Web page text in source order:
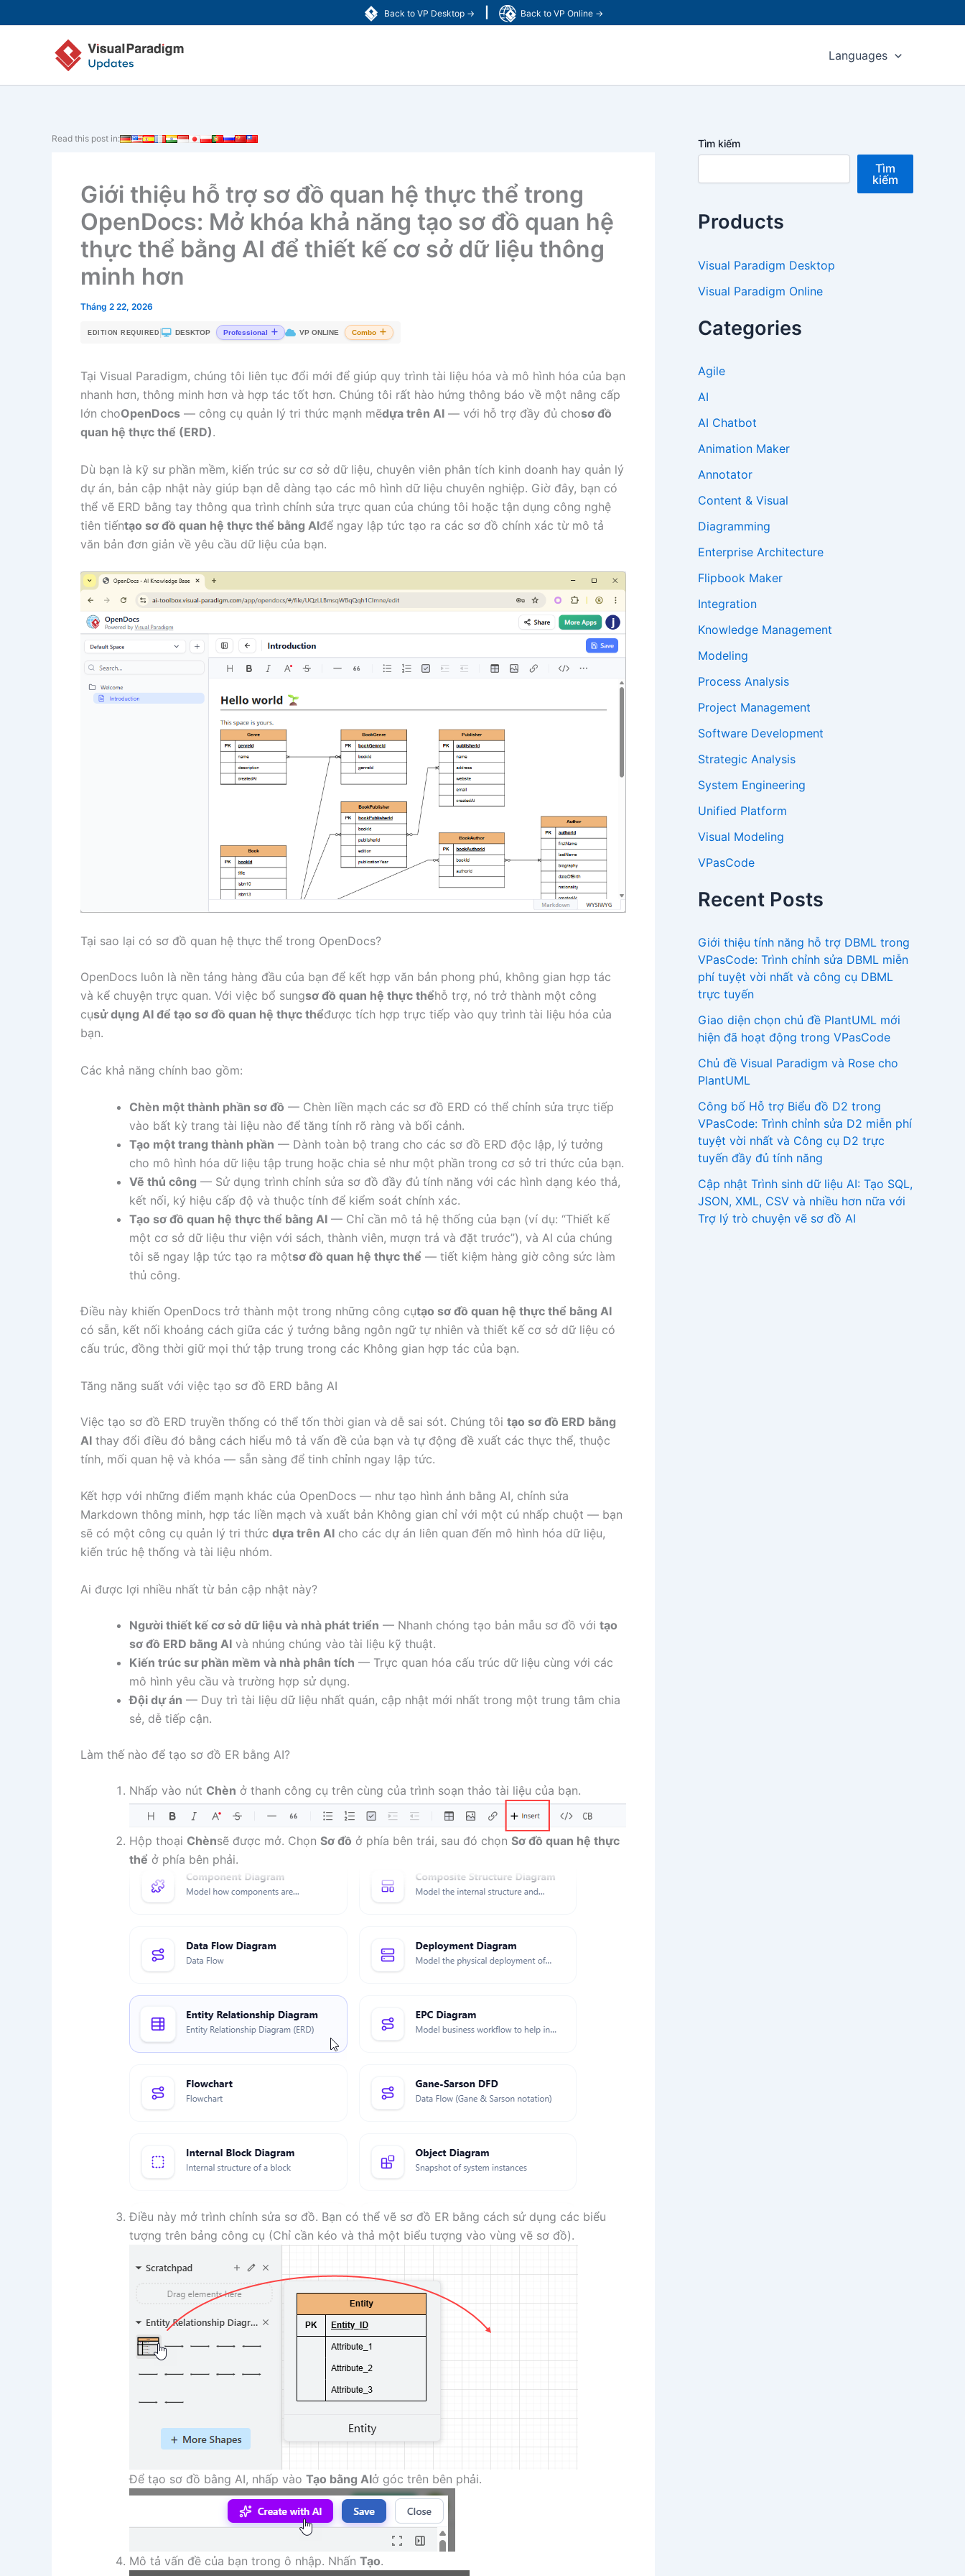
Back to VP Desktop → Back to VP Online →
tới
Languages
Read this post in:
Giới thiệu hỗ trợ sơ đồ quan hệ thực thể trong
OpenDocs: Mở khóa khả năng tạo sơ đồ quan hệ
thực thể bằng AI để thiết kế cơ sở dữ liệu thông
minh hơn
Tháng 2 22, 2026
EDITION REQUIRED DESKTOP Professional VP ONLINE Combo
Tại Visual Paradigm, chúng tôi liên tục đổi mới để giúp quy trình tài liệu hóa và mô hình hóa của bạn
nhanh hơn, thông minh hơn và hợp tác tốt hơn. Chúng tôi rất hào hứng thông báo về một nâng cấp
lớn choOpenDocs — công cụ quản lý tri thức mạnh mẽdựa trên AI — với hỗ trợ đầy đủ chosơ đồ
quan hệ thực thể (ERD).
Dù bạn là kỹ sư phần mềm, kiến trúc sư cơ sở dữ liệu, chuyên viên phân tích kinh doanh hay quản lý
dự án, bản cập nhật này giúp bạn dễ dàng tạo các mô hình dữ liệu chuyên nghiệp. Giờ đây, bạn có
thể vẽ ERD bằng tay thông qua trình chỉnh sửa trực quan của chúng tôi hoặc tận dụng công nghệ
tiên tiếntạo sơ đồ quan hệ thực thể bằng AIđể ngay lập tức tạo ra các sơ đồ chính xác từ mô tả
văn bản đơn giản về yêu cầu dữ liệu của bạn.
Tại sao lại có sơ đồ quan hệ thực thể trong OpenDocs?
OpenDocs luôn là nền tảng hàng đầu của bạn để kết hợp văn bản phong phú, không gian hợp tác
và kể chuyện trực quan. Với việc bổ sungsơ đồ quan hệ thực thểhỗ trợ, nó trở thành một công
cụsử dụng AI để tạo sơ đồ quan hệ thực thểđược tích hợp trực tiếp vào quy trình tài liệu hóa của
bạn.
Các khả năng chính bao gồm:
Chèn một thành phần sơ đồ — Chèn liền mạch các sơ đồ ERD có thể chỉnh sửa trực tiếp
vào bất kỳ trang tài liệu nào để tăng tính rõ ràng và bối cảnh.
Tạo một trang thành phần — Dành toàn bộ trang cho các sơ đồ ERD độc lập, lý tưởng
cho mô hình hóa dữ liệu tập trung hoặc chia sẻ như một phần trong cơ sở tri thức của bạn.
Vẽ thủ công — Sử dụng trình chỉnh sửa sơ đồ đầy đủ tính năng với các hình dạng kéo thả,
kết nối, ký hiệu cấp độ và thuộc tính để kiểm soát chính xác.
Tạo sơ đồ quan hệ thực thể bằng AI — Chỉ cần mô tả hệ thống của bạn (ví dụ: “Thiết kế
một cơ sở dữ liệu thư viện với sách, thành viên, mượn trả và đặt trước”), và AI của chúng
tôi sẽ ngay lập tức tạo ra mộtsơ đồ quan hệ thực thể — tiết kiệm hàng giờ công sức làm
thủ công.
Điều này khiến OpenDocs trở thành một trong những công cụtạo sơ đồ quan hệ thực thể bằng AI
có sẵn, kết nối khoảng cách giữa các ý tưởng bằng ngôn ngữ tự nhiên và thiết kế cơ sở dữ liệu có
cấu trúc, đồng thời giữ mọi thứ tập trung trong các Không gian hợp tác của bạn.
Tăng năng suất với việc tạo sơ đồ ERD bằng AI
Việc tạo sơ đồ ERD truyền thống có thể tốn thời gian và dễ sai sót. Chúng tôi tạo sơ đồ ERD bằng
AI thay đổi điều đó bằng cách hiểu mô tả vấn đề của bạn và tự động đề xuất các thực thể, thuộc
tính, mối quan hệ và khóa — sẵn sàng để tinh chỉnh ngay lập tức.
Kết hợp với những điểm mạnh khác của OpenDocs — như tạo hình ảnh bằng AI, chỉnh sửa
Markdown thông minh, hợp tác liền mạch và xuất bản Không gian chỉ với một cú nhấp chuột — bạn
sẽ có một công cụ quản lý tri thức dựa trên AI cho các dự án liên quan đến mô hình hóa dữ liệu,
kiến trúc hệ thống và tài liệu nhóm.
Ai được lợi nhiều nhất từ bản cập nhật này?
Người thiết kế cơ sở dữ liệu và nhà phát triển — Nhanh chóng tạo bản mẫu sơ đồ với tạo
sơ đồ ERD bằng AI và nhúng chúng vào tài liệu kỹ thuật.
Kiến trúc sư phần mềm và nhà phân tích — Trực quan hóa cấu trúc dữ liệu cùng với các
mô hình yêu cầu và trường hợp sử dụng.
Đội dự án — Duy trì tài liệu dữ liệu nhất quán, cập nhật mới nhất trong một trung tâm chia
sẻ, dễ tiếp cận.
Làm thế nào để tạo sơ đồ ER bằng AI?
Nhấp vào nút Chèn ở thanh công cụ trên cùng của trình soạn thảo tài liệu của bạn.
Hộp thoại Chènsẽ được mở. Chọn Sơ đồ ở phía bên trái, sau đó chọn Sơ đồ quan hệ thực
thể ở phía bên phải.
Điều này mở trình chỉnh sửa sơ đồ. Bạn có thể vẽ sơ đồ ER bằng cách sử dụng các biểu
tượng trên bảng công cụ (Chỉ cần kéo và thả một biểu tượng vào vùng vẽ sơ đồ).
Để tạo sơ đồ bằng AI, nhấp vào Tạo bằng AIở góc trên bên phải.
Mô tả vấn đề của bạn trong ô nhập. Nhấn Tạo.
Tìm kiếm
Tìm
kiếm
Products
Visual Paradigm Desktop
Visual Paradigm Online
Categories
Agile
AI
AI Chatbot
Animation Maker
Annotator
Content & Visual
Diagramming
Enterprise Architecture
Flipbook Maker
Integration
Knowledge Management
Modeling
Process Analysis
Project Management
Software Development
Strategic Analysis
System Engineering
Unified Platform
Visual Modeling
VPasCode
Recent Posts
Giới thiệu tính năng hỗ trợ DBML trong
VPasCode: Trình chỉnh sửa DBML miễn
phí tuyệt vời nhất và công cụ DBML
trực tuyến
Giao diện chọn chủ đề PlantUML mới
hiện đã hoạt động trong VPasCode
Chủ đề Visual Paradigm và Rose cho
PlantUML
Công bố Hỗ trợ Biểu đồ D2 trong
VPasCode: Trình chỉnh sửa D2 miễn phí
tuyệt vời nhất và Công cụ D2 trực
tuyến đầy đủ tính năng
Cập nhật Trình sinh dữ liệu AI: Tạo SQL,
JSON, XML, CSV và nhiều hơn nữa với
Trợ lý trò chuyện vẽ sơ đồ AI